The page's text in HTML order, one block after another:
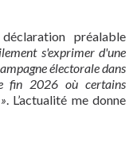
préalable
s'exprimer d'une
électorale dans
fin 2026 où certains
. L’actualité me donne